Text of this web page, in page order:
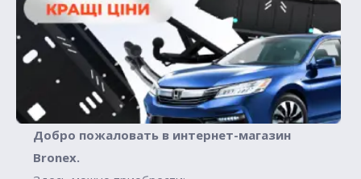
Добро пожаловать в интернет-магазин
Вronex.